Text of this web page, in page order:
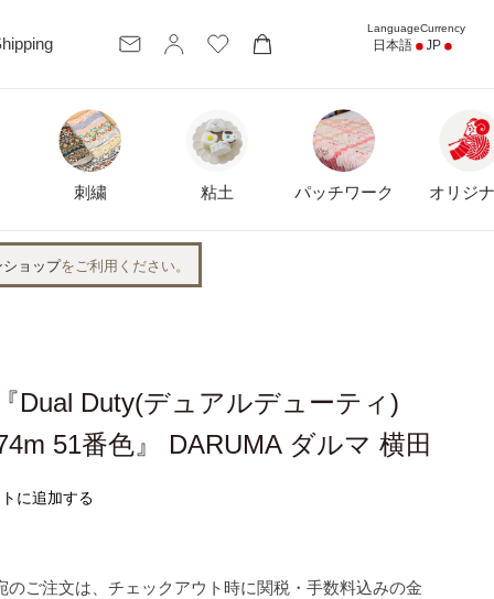
ー
刺繍 粘土 パッチワーク オリジ
ョップをご利用ください。
Dual Duty(デュアルデューティ)
51番色』 DARUMA ダルマ 横田
に追加する
のご注文は、チェックアウト時に関税・手数料込みの金
日本語 JP